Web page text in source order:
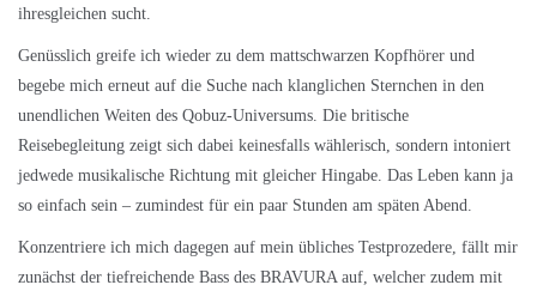
ihresgleichen sucht.
Genüsslich greife ich wieder zu dem mattschwarzen Kopfhörer und
begebe mich erneut auf die Suche nach klanglichen Sternchen in den
unendlichen Weiten des Qobuz-Universums. Die britische
Reisebegleitung zeigt sich dabei keinesfalls wählerisch, sondern intoniert
jedwede musikalische Richtung mit gleicher Hingabe. Das Leben kann ja
so einfach sein – zumindest für ein paar Stunden am späten Abend.
Konzentriere ich mich dagegen auf mein übliches Testprozedere, fällt mir
zunächst der tiefreichende Bass des BRAVURA auf, welcher zudem mit